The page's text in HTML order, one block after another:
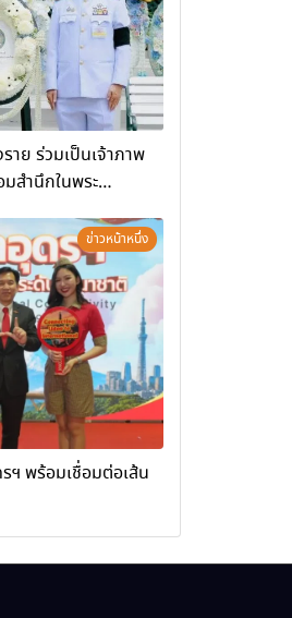
าย ร่วมเป็นเจ้าภาพ
สำนึกในพระ
ข่าวหน้าหนึ่ง
ส้น